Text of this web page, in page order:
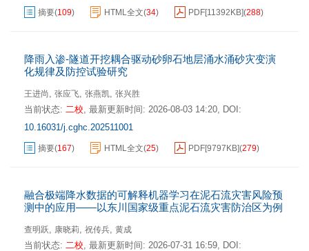
摘要(109) HTML全文(34) PDF[11392KB](288)
降雨入渗-隧道开挖耦合驱动砂卵石地层涌水涌砂灾变演
化规律及防控试验研究
王进尚, 张应飞, 张燕凯, 张兴胜
当前状态: 二校, 最新更新时间: 2026-08-03 14:20, DOI:
10.16031/j.cghc.202511001
摘要(167) HTML全文(25) PDF[9797KB](279)
融合极端降水数据的可解释机器学习在泥石流灾害风险预
测中的应用——以东川国家级重点泥石流灾害防治区为例
查明跃, 康晓莉, 祝传兵, 黄成
当前状态: 二校, 最新更新时间: 2026-07-31 16:59, DOI: